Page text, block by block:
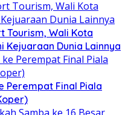
Tourism, Wali Kota
Kejuaraan Dunia Lainnya
Perempat Final Piala